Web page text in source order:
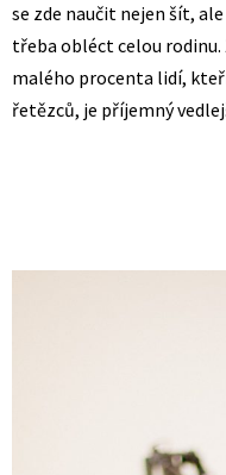
se zde naučit nejen šít,
třeba obléct celou
malého procenta lidí,
řetězců, je příjemný